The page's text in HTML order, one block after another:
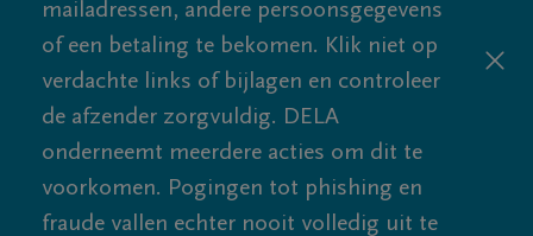
mailadressen, andere persoonsgegevens
of een betaling te bekomen. Klik niet op
verdachte links of bijlagen en controleer
de afzender zorgvuldig. DELA
onderneemt meerdere acties om dit te
voorkomen. Pogingen tot phishing en
fraude vallen echter nooit volledig uit te